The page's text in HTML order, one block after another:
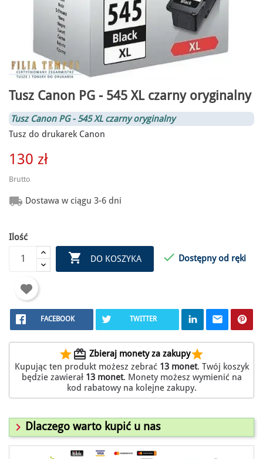
Tusz Canon PG - 545 XL czarny oryginalny
Tusz Canon PG - 545 XL czarny oryginalny
Tusz do drukarek Canon
130 zł
Brutto
 Dostawa w ciągu 3-6 dni
Ilość
 DO KOSZYKA  Dostępny od ręki
FACEBOOK TWITTER
starredeem Zbieraj monety za zakupystar
Kupując ten produkt możesz zebrać 13monet. Twój koszyk
będzie zawierał 13monet. Monety możesz wymienić na
kod rabatowy na kolejne zakupy.
 Dlaczego warto kupić u nas